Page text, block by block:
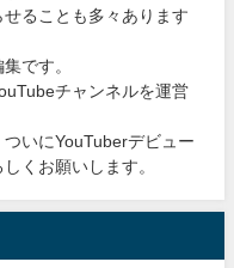
ることも多々あります
です。
チャンネルを運営
いにYouTuberデビュー
くお願いします。